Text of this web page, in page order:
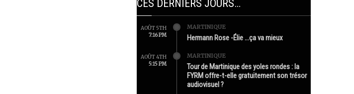
CES DERNIERS JOURS…
AOÛT 5TH
7:16 PM
MARTINIQUE
Hermann Rose -Élie …ça va mieux
AOÛT 4TH
5:15 PM
MARTINIQUE
Tour de Martinique des yoles rondes : la
FYRM offre-t-elle gratuitement son trésor
audiovisuel ?